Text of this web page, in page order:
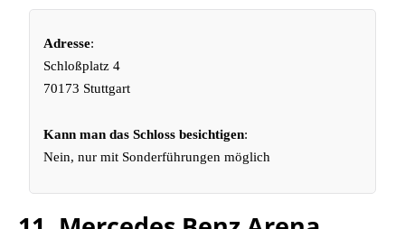
Adresse:
Schloßplatz 4
70173 Stuttgart
Kann man das Schloss besichtigen:
Nein, nur mit Sonderführungen möglich